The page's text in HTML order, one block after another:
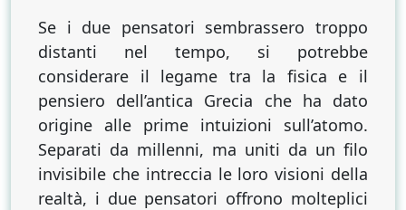
Se i due pensatori sembrassero troppo
distanti nel tempo, si potrebbe
considerare il legame tra la fisica e il
pensiero dell’antica Grecia che ha dato
origine alle prime intuizioni sull’atomo.
Separati da millenni, ma uniti da un filo
invisibile che intreccia le loro visioni della
realtà, i due pensatori offrono molteplici